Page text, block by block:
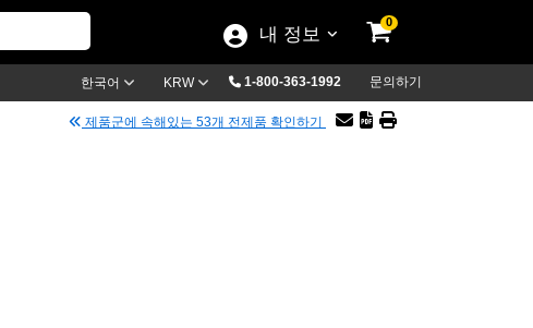
내 정보
0
한국어 KRW 1-800-363-1992 문의하기
제품군에 속해있는 53개 전제품 확인하기